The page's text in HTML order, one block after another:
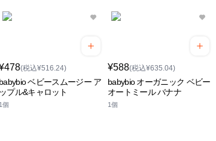
(税込¥516.24)
babybio ベビースムージー ア
ップル&キャロット
1個
¥588(税込¥635.04)
babybio オーガニック ベビー
オートミール バナナ
1個